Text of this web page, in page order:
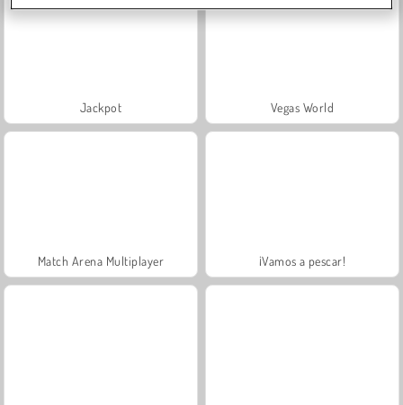
Jackpot Vegas World
Match Arena Multiplayer ¡Vamos a pescar!